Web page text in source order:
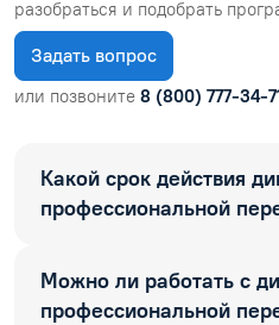
разобраться и подобрать
Задать вопрос
или позвоните 8 (800) 777-34-
Какой срок действия
профессиональной
Можно ли работать с
профессиональной